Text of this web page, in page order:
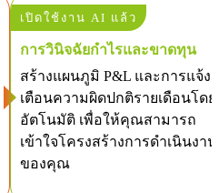
เปิดใช้งาน AI แล้ว
การวินิจฉัยกำไรและขาดทุน
สร้างแผนภูมิ P&L และการแจ้ง
เตือนความผิดปกติรายเดือนโดย
อัตโนมัติ เพื่อให้คุณสามารถ
เข้าใจโครงสร้างการดำเนินงาน
ของคุณ